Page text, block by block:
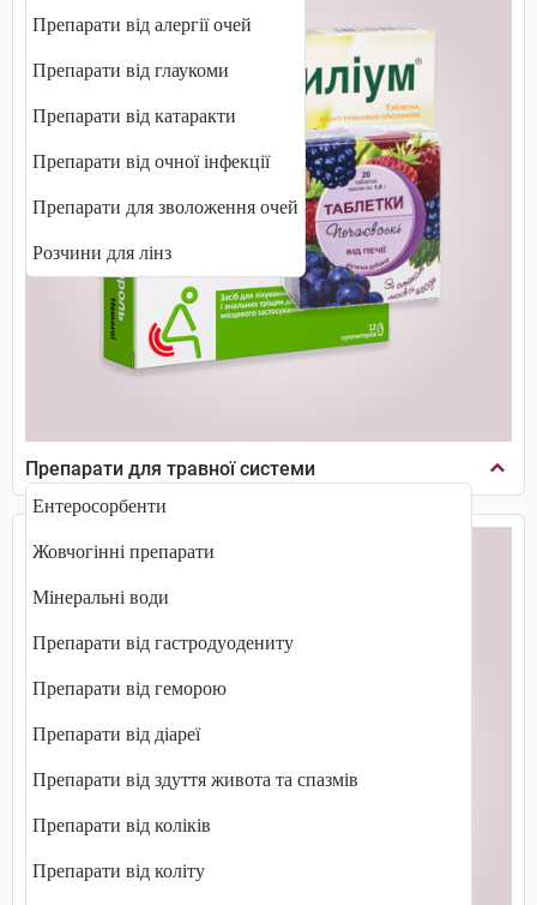
Препарати від алергії очей
Препарати від глаукоми
Препарати від катаракти
Препарати від очної інфекції
Препарати для зволоження очей
Розчини для лінз
Препарати для травної системи
Ентеросорбенти
Жовчогінні препарати
Мінеральні води
Препарати від гастродуодениту
Препарати від геморою
Препарати від діареї
Препарати від здуття живота та спазмів
Препарати від коліків
Препарати від коліту